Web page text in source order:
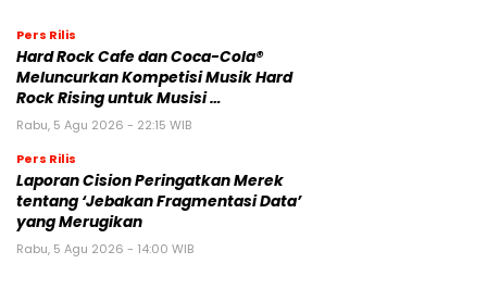
Pers Rilis
Hard Rock Cafe dan Coca-Cola®
Meluncurkan Kompetisi Musik Hard
Rock Rising untuk Musisi …
Rabu, 5 Agu 2026 - 22:15 WIB
Pers Rilis
Laporan Cision Peringatkan Merek
tentang ‘Jebakan Fragmentasi Data’
yang Merugikan
Rabu, 5 Agu 2026 - 14:00 WIB